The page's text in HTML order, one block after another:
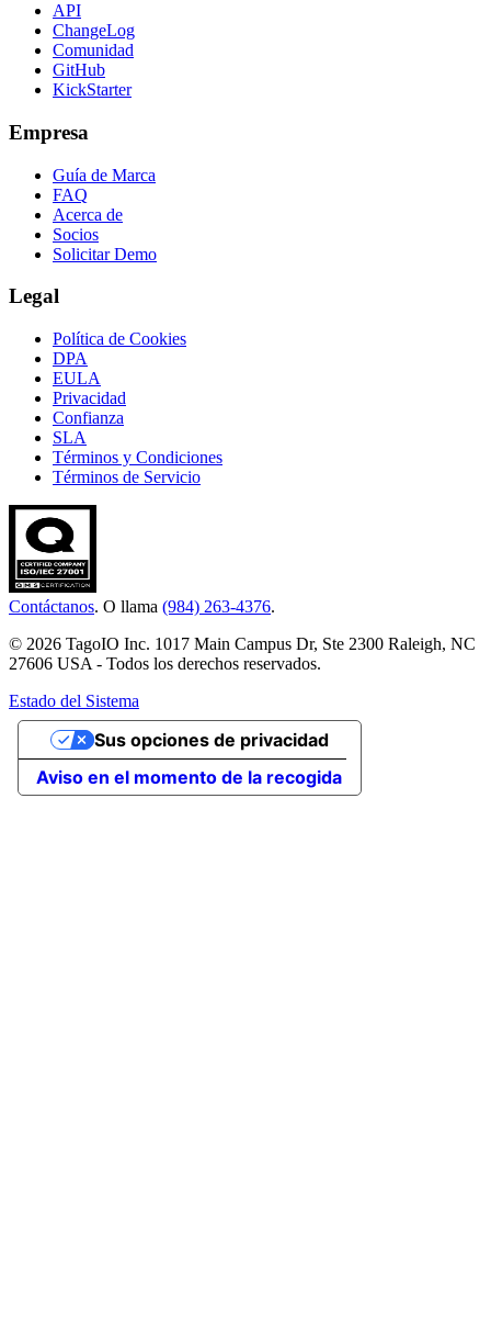
API
ChangeLog
Comunidad
GitHub
KickStarter
Empresa
Guía de Marca
FAQ
Acerca de
Socios
Solicitar Demo
Legal
Política de Cookies
DPA
EULA
Privacidad
Confianza
SLA
Términos y Condiciones
Términos de Servicio
Contáctanos. O llama (984) 263-4376.
© 2026 TagoIO Inc. 1017 Main Campus Dr, Ste 2300 Raleigh, NC
27606 USA - Todos los derechos reservados.
Estado del Sistema
Aviso en el momento de la recogida
Sus opciones de privacidad